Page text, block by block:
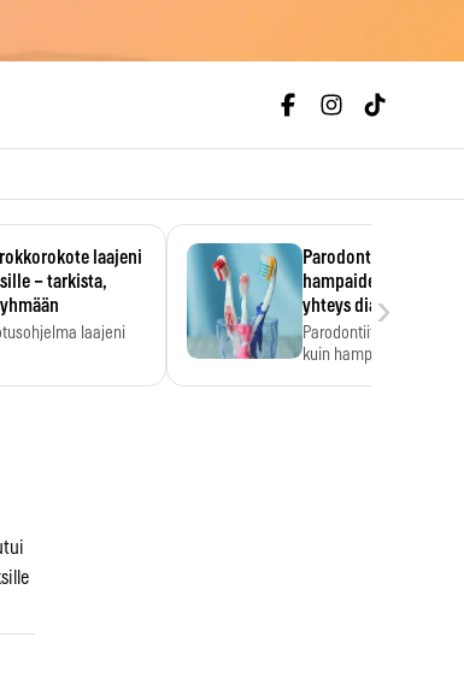
laajeni
– tarkista,
laajeni
Parodontiitti on
hampaiden
yhteys diabetekseen
Parodontiitti on
kuin hampaiden
›